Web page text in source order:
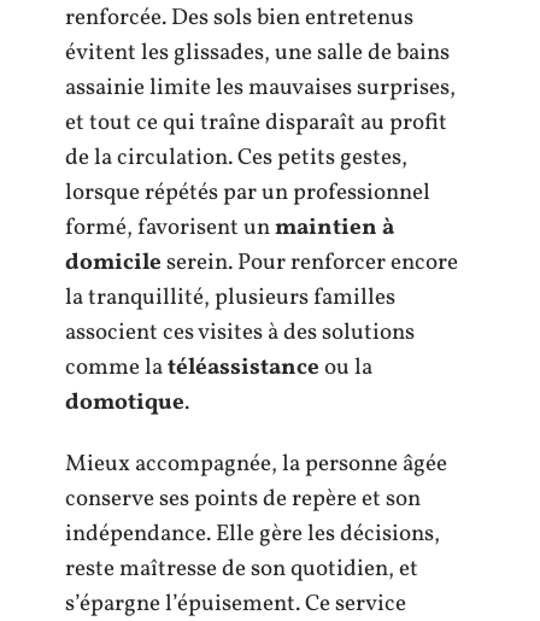
renforcée. Des sols bien entretenus
évitent les glissades, une salle de bains
assainie limite les mauvaises surprises,
et tout ce qui traîne disparaît au profit
de la circulation. Ces petits gestes,
lorsque répétés par un professionnel
formé, favorisent unmaintien à
domicileserein. Pour renforcer encore
la tranquillité, plusieurs familles
associent ces visites à des solutions
comme latéléassistanceou la
domotique.
Mieux accompagnée, la personne âgée
conserve ses points de repère et son
indépendance. Elle gère les décisions,
reste maîtresse de son quotidien, et
s’épargne l’épuisement. Ce service